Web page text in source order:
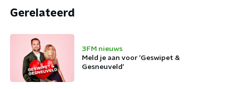
Gerelateerd
3FM nieuws
Meld je aan voor 'Geswipet &
Gesneuveld'